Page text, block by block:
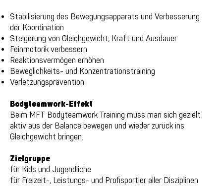
Stabilisierung des Bewegungsapparats und Verbesserung
der Koordination
Steigerung von Gleichgewicht, Kraft und Ausdauer
Feinmotorik verbessern
Reaktionsvermögen erhöhen
Beweglichkeits- und Konzentrationstraining
Verletzungsprävention
Bodyteamwork-Effekt
Beim MFT Bodyteamwork Training muss man sich gezielt
aktiv aus der Balance bewegen und wieder zurück ins
Gleichgewicht bringen.
Zielgruppe
für Kids und Jugendliche
für Freizeit-, Leistungs- und Profisportler aller Disziplinen